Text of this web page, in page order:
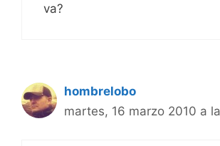
va?
hombrelobo
martes, 16 marzo 2010 a